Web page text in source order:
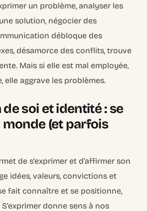
un problème, analyser les
solution, négocier des
débloque des
désamorce des conflits, trouve
Mais si elle est mal employée,
elle aggrave les problèmes.
soi et identité : se
(et parfois
de s’exprimer et d’affirmer son
idées, valeurs, convictions et
fait connaître et se positionne,
donne sens à nos